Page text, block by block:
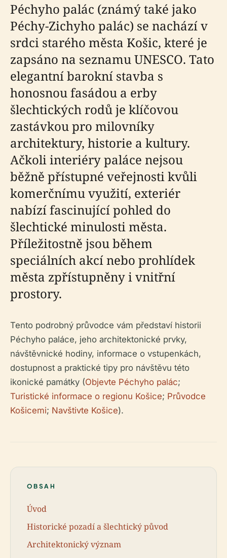
Péchyho palác (známý také jako
Péchy-Zichyho palác) se nachází v
srdci starého města Košic, které je
zapsáno na seznamu UNESCO. Tato
elegantní barokní stavba s
honosnou fasádou a erby
šlechtických rodů je klíčovou
zastávkou pro milovníky
architektury, historie a kultury.
Ačkoli interiéry paláce nejsou
běžně přístupné veřejnosti kvůli
komerčnímu využití, exteriér
nabízí fascinující pohled do
šlechtické minulosti města.
Příležitostně jsou během
speciálních akcí nebo prohlídek
města zpřístupněny i vnitřní
prostory.
Tento podrobný průvodce vám představí historii
Péchyho paláce, jeho architektonické prvky,
návštěvnické hodiny, informace o vstupenkách,
dostupnost a praktické tipy pro návštěvu této
ikonické památky (Objevte Péchyho palác;
Turistické informace o regionu Košice; Průvodce
Košicemi; Navštivte Košice).
OBSAH
Úvod
Historické pozadí a šlechtický původ
Architektonický význam